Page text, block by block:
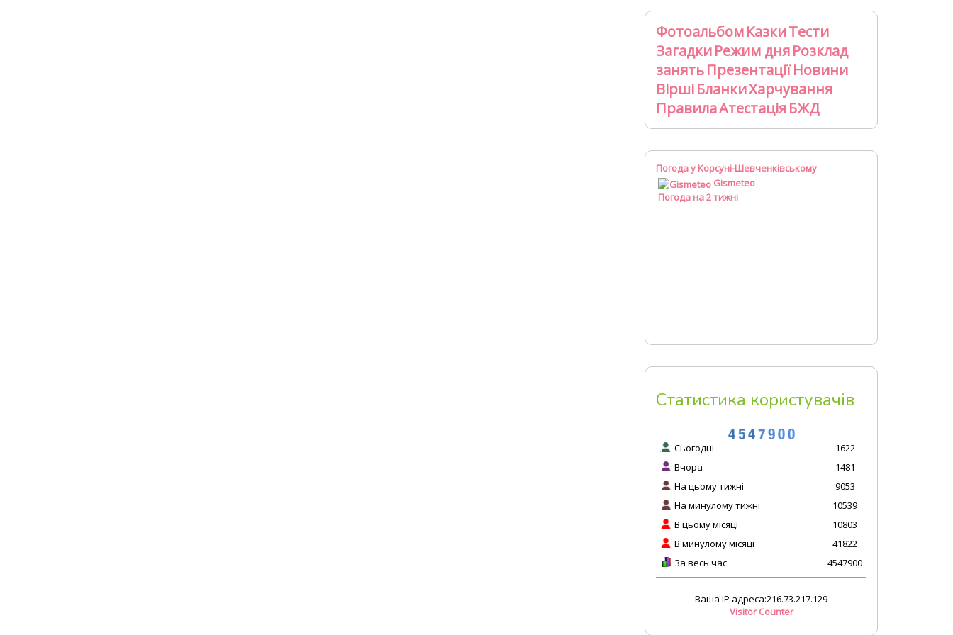
ФотоальбомКазкиТести
ЗагадкиРежим дняРозклад
занятьПрезентаціїНовини
ВіршіБланкиХарчування
ПравилаАтестаціяБЖД
Погода у Корсуні-Шевченківському
Gismeteo
Погода на 2 тижні
Статистика користувачів
Сьогодні
Вчора
На цьому тижні
На минулому тижні
В цьому місяці
В минулому місяці
За весь час
1622
1481
9053
10539
10803
41822
4547900
Ваша IP адреса:216.73.217.129
Visitor Counter